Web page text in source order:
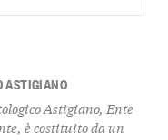
ASTIGIANO
Astigiano, Ente
ècostituito da un